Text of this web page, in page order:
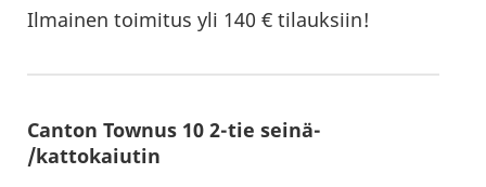
Ilmainen toimitus yli 140 € tilauksiin!
Canton Townus 10 2-tie seinä-
/kattokaiutin